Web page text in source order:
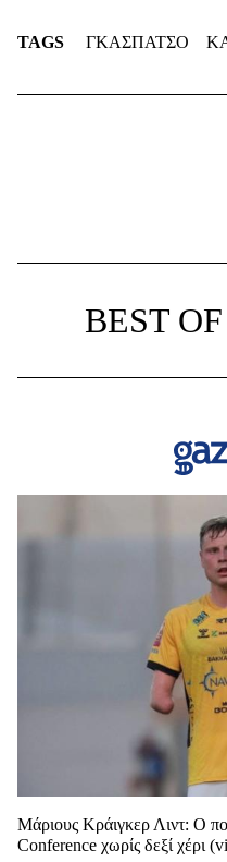
TAGS ΓΚΑΣΠΑΤΣΟ
BEST
Μάριους Κράιγκερ Λιντ: Ο
Conference χωρίς δεξί χέρι